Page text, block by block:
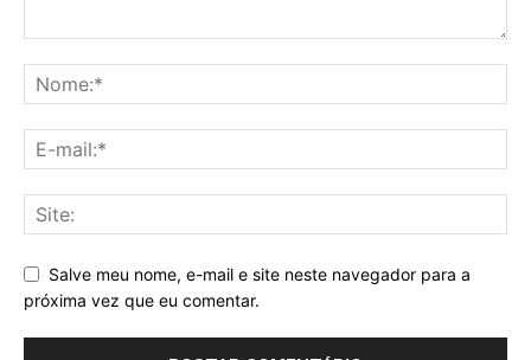
Salve meu nome, e-mail e site neste navegador para a
próxima vez que eu comentar.